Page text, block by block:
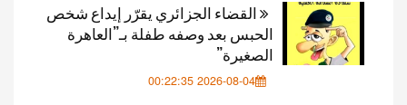
القضاء الجزائري يقرّر إيداع شخص
الحبس بعد وصفه طفلة بـ”العاهرة
الصغيرة”
2026-08-04 00:22:35